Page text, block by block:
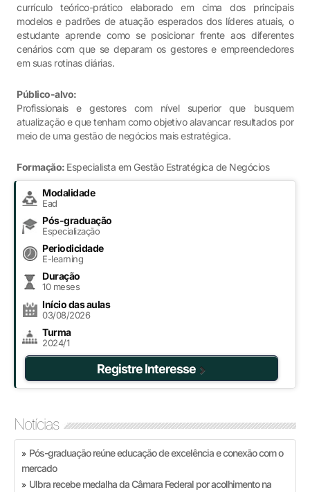
Inovação
Sobre a ULBRA
currículo teórico-prático elaborado em cima dos principais
modelos e padrões de atuação esperados dos líderes atuais, o
estudante aprende como se posicionar frente aos diferentes
cenários com que se deparam os gestores e empreendedores
em suas rotinas diárias.
Público-alvo:
Profissionais e gestores com nível superior que busquem
atualização e que tenham como objetivo alavancar resultados por
meio de uma gestão de negócios mais estratégica.
Formação: Especialista em Gestão Estratégica de Negócios
Modalidade
Ead
Pós-graduação
Especialização
Periodicidade
E-learning
Duração
10 meses
Início das aulas
03/08/2026
Turma
2024/1
Registre Interesse
Notícias
» Pós-graduação reúne educação de excelência e conexão com o
mercado
» Ulbra recebe medalha da Câmara Federal por acolhimento na